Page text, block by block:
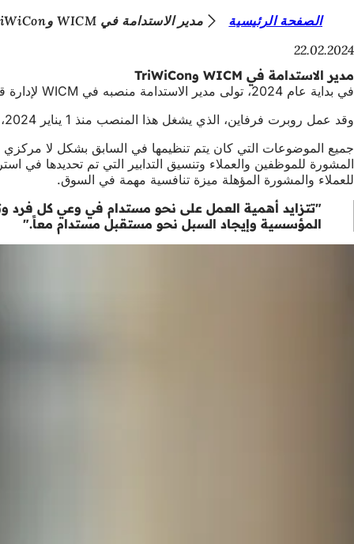
الانتقال إلى المحتوى
ن
ت
ه
ن
ا
الصفحة الرئيسية
مدير الاستدامة في WICM وTriWiCon
22.02.2024
مدير الاستدامة في WICM وTriWiCon
في بداية عام 2024، تولى مدير الاستدامة منصبه في WICM لإدارة قضايا الاستدامة في الشركة من الناحية الاستراتيجية والتشغيلية.
وقد عمل روبرت فرفاين، الذي يشغل هذا المنصب منذ 1 يناير 2024، بالفعل كمدير مشروع ورئيس قسم الخدمات اللوجستية في أماكن إقامة الفعاليات في كورهاوس فيسبادن ومركز راين ماين للمؤتمرات، وهو على دراية كبيرة بعمليات الشركة.
جميع الموضوعات التي كان يتم تنظيمها في السابق بشكل لا مركزي
للعملاء والمشورة المؤهلة ميزة تنافسية مهمة في السوق.
"تتزايد أهمية العمل على نحو مستدام في وعي كل فرد
المؤسسية وإيجاد السبل نحو مستقبل مستدام معاً."